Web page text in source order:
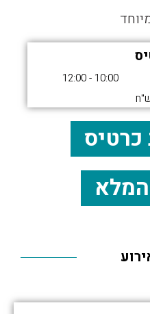
10:00 - 12:00